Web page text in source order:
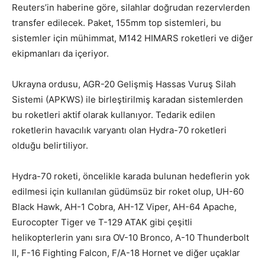
Reuters’in haberine göre, silahlar doğrudan rezervlerden
transfer edilecek. Paket, 155mm top sistemleri, bu
sistemler için mühimmat, M142 HIMARS roketleri ve diğer
ekipmanları da içeriyor.
Ukrayna ordusu, AGR-20 Gelişmiş Hassas Vuruş Silah
Sistemi (APKWS) ile birleştirilmiş karadan sistemlerden
bu roketleri aktif olarak kullanıyor. Tedarik edilen
roketlerin havacılık varyantı olan Hydra-70 roketleri
olduğu belirtiliyor.
Hydra-70 roketi, öncelikle karada bulunan hedeflerin yok
edilmesi için kullanılan güdümsüz bir roket olup, UH-60
Black Hawk, AH-1 Cobra, AH-1Z Viper, AH-64 Apache,
Eurocopter Tiger ve T-129 ATAK gibi çeşitli
helikopterlerin yanı sıra OV-10 Bronco, A-10 Thunderbolt
II, F-16 Fighting Falcon, F/A-18 Hornet ve diğer uçaklar